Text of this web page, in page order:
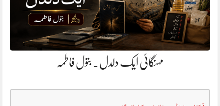
مہنگائی ایک دلدل. بتول فاطمہ